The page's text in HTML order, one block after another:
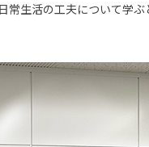
生活の工夫について学